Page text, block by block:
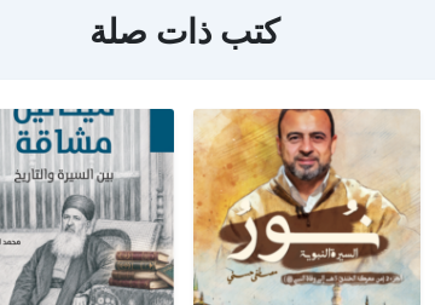
كتب ذات صلة